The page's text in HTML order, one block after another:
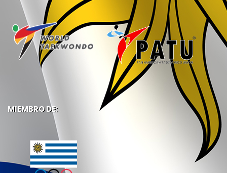
MIEMBRO DE: